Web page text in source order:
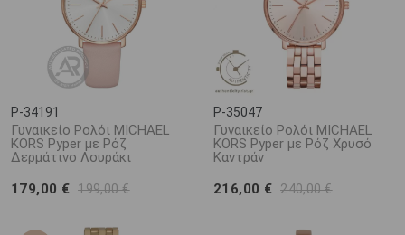
P-34191
Γυναικείο Ρολόι MICHAEL
KORS Pyper με Ρόζ
Δερμάτινο Λουράκι
179,00 € 199,00 €
P-35047
Γυναικείο Ρολόι MICHAEL
KORS Pyper με Ρόζ Χρυσό
Καντράν
216,00 € 240,00 €